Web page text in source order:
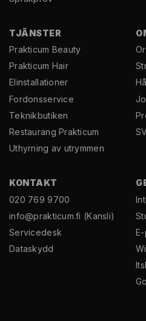
TJÄNSTER
Prakticum Beauty
Prakticum Hair
El­installationer
Fordonsservice
Teknikbutiken
Restaurang Prakticum
Uthyrning av utrymmen
KONTAKT
020 769 9700
info@prakticum.fi (Kansli)
Servicedesk
Dataskydd